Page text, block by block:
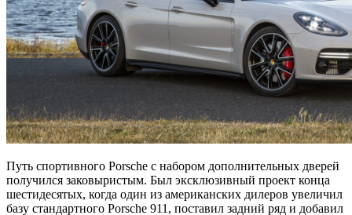
Путь спортивного Porsche с набором дополнительных дверей
получился заковыристым. Был эксклюзивный проект конца
шестидесятых, когда один из американских дилеров увеличил
базу стандартного Porsche 911, поставил задний ряд и добавил